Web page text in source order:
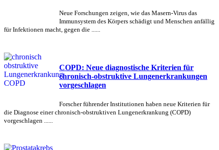
Neue Forschungen zeigen, wie das Masern-Virus das
Immunsystem des Körpers schädigt und Menschen anfällig
für Infektionen macht, gegen die ......
COPD: Neue diagnostische Kriterien für
chronisch-obstruktive Lungenerkrankungen
vorgeschlagen
Forscher führender Institutionen haben neue Kriterien für
die Diagnose einer chronisch-obstruktiven Lungenerkrankung (COPD)
vorgeschlagen ......